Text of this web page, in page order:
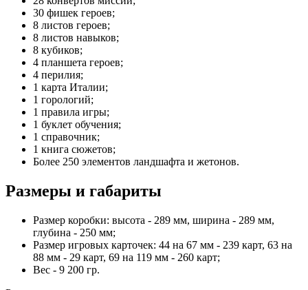
30 фишек героев;
8 листов героев;
8 листов навыков;
8 кубиков;
4 планшета героев;
4 перилия;
1 карта Италии;
1 горологий;
1 правила игры;
1 буклет обучения;
1 справочник;
1 книга сюжетов;
Более 250 элементов ландшафта и жетонов.
Размеры и габариты
Размер коробки: высота - 289 мм, ширина - 289 мм,
глубина - 250 мм;
Размер игровых карточек: 44 на 67 мм - 239 карт, 63 на
88 мм - 29 карт, 69 на 119 мм - 260 карт;
Вес - 9 200 гр.